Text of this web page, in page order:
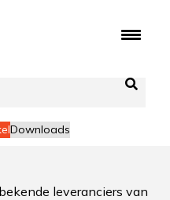
Downloads
leveranciers van